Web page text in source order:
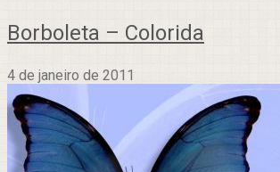
Borboleta – Colorida
4 de janeiro de 2011